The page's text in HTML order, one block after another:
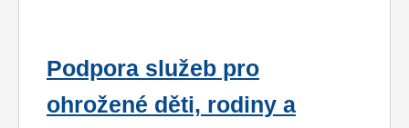
Podpora služeb pro
ohrožené děti, rodiny a